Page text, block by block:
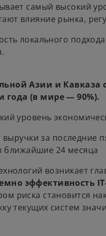
самый высокий
влияние рынка,
локального
Азии и
(в мире — 90%).
уровень
за последние
ближайшие 24 месяца
возникает
эффективность
риска становится
текущих систем